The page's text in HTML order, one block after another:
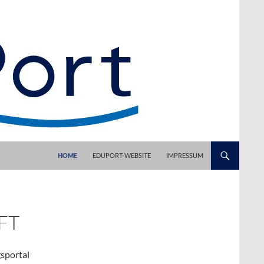
HOME EDUPORT-WEBSITE IMPRESSUM